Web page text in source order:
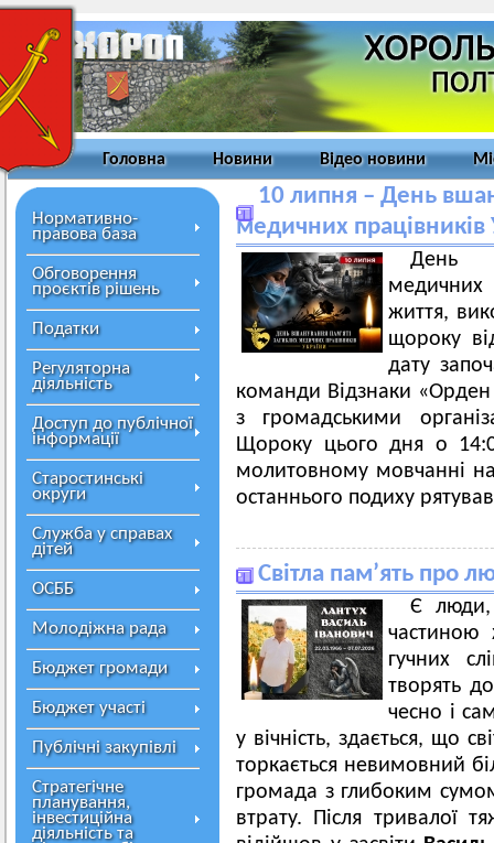
Головна Новини Відео новини
Нормативно-
правова база
Обговорення
проєктів рішень
Податки
Регуляторна
діяльність
Доступ до публічної
інформації
Старостинські
округи
Служба у справах
дітей
ОСББ
Молодіжна рада
Бюджет громади
Бюджет участі
Публічні закупівлі
Стратегічне
планування,
інвестиційна
діяльність та
10 липня – День
медичних працівників
День
медичних
життя,
щороку
дату
команди Відзнаки «Орден
з громадськими
Щороку цього дня о
молитовному мовчанні
останнього подиху
Світла пам’ять про
Є люди,
гучних
творять
чесно і
у вічність, здається, що
торкається невимовний
громада з глибоким
втрату. Після тривалої